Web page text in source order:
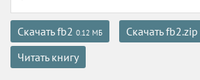
Скачать fb2 0.12 МБ Скачать fb2.zip
Читать книгу